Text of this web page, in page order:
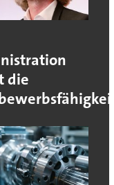
die